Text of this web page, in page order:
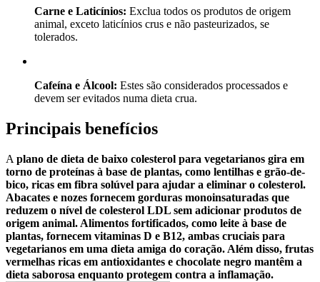
Carne e Laticínios: Exclua todos os produtos de origem
animal, exceto laticínios crus e não pasteurizados, se
tolerados.
Cafeína e Álcool: Estes são considerados processados e
devem ser evitados numa dieta crua.
Principais benefícios
A plano de dieta de baixo colesterol para vegetarianos gira em
torno de proteínas à base de plantas, como lentilhas e grão-de-
bico, ricas em fibra solúvel para ajudar a eliminar o colesterol.
Abacates e nozes fornecem gorduras monoinsaturadas que
reduzem o nível de colesterol LDL sem adicionar produtos de
origem animal. Alimentos fortificados, como leite à base de
plantas, fornecem vitaminas D e B12, ambas cruciais para
vegetarianos em uma dieta amiga do coração. Além disso, frutas
vermelhas ricas em antioxidantes e chocolate negro mantêm a
dieta saborosa enquanto protegem contra a inflamação.